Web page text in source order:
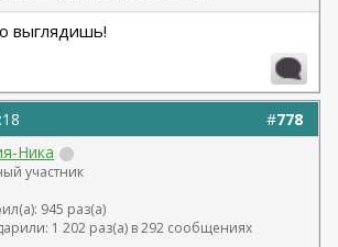
выглядишь!
#778
Ника
участник
945 раз(а)
1 202 раз(а) в 292 сообщениях